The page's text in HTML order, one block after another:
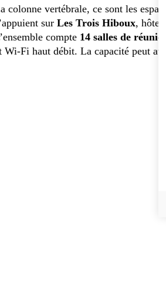
colonne vertébrale, ce sont les
sur Les Trois Hiboux, hôtel
compte 14 salles de
Wi-Fi haut débit. La capacité peut